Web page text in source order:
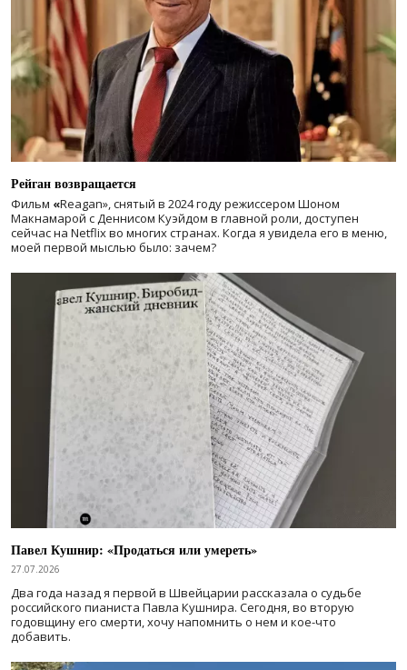
Рейган возвращается
Фильм «Reagan», снятый в 2024 годурежиссером Шоном
Макнамарой с Деннисом Куэйдом в главной роли, доступен
сейчас на Netflix во многих странах. Когда я увидела его в меню,
моей первой мыслью было: зачем?
Павел Кушнир: «Продаться или умереть»
27.07.2026
Два года назад я первой в Швейцарии рассказала о судьбе
российского пианиста Павла Кушнира. Сегодня, во вторую
годовщину его смерти, хочу напомнить о нем и кое-что
добавить.